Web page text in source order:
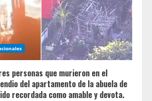
personas que murieron en el
del apartamento de la abuela de
recordada como amable y devota.